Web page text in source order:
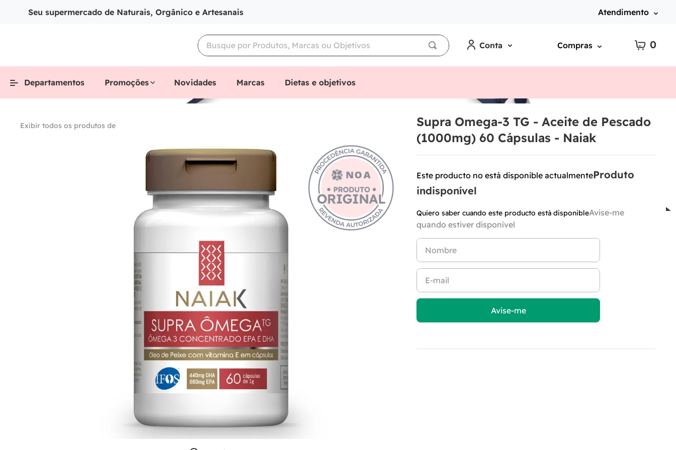
Seu supermercado de Naturais, Orgânico e Artesanais Atendimento
Conta Compras 0
Departamentos Promoções Novidades Marcas Dietas e objetivos
Exibir todos os produtos de
Supra Omega-3 TG - Aceite de Pescado
(1000mg) 60 Cápsulas - Naiak
Este producto no está disponible actualmente
Quiero saber cuando este producto está disponible